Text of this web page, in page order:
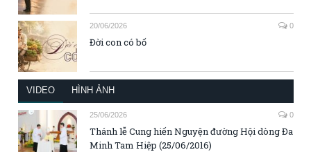
20/06/2026 0
Đời con có bố
VIDEO HÌNH ẢNH
25/06/2026 0
Thánh lễ Cung hiến Nguyện đường Hội dòng Đa
Minh Tam Hiệp (25/06/2016)